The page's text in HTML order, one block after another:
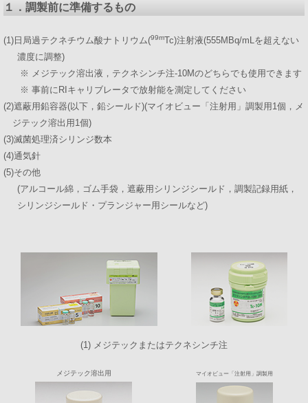
１．調製前に準備するもの
(1)日局過テクネチウム酸ナトリウム(99mTc)注射液(555MBq/mLを超えない
濃度に調整)
※ メジテック溶出液，テクネシンチ注-10Mのどちらでも使用できます
※ 事前にRIキャリブレータで放射能を測定してください
(2)遮蔽用鉛容器(以下，鉛シールド)(マイオビュー「注射用」調製用1個，メ
ジテック溶出用1個)
(3)滅菌処理済シリンジ数本
(4)通気針
(5)その他
(アルコール綿，ゴム手袋，遮蔽用シリンジシールド，調製記録用紙，
シリンジシールド・プランジャー用シールなど)
(1) メジテックまたはテクネシンチ注
メジテック溶出用 マイオビュー「注射用」調製用